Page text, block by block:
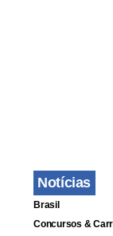
Notícias
Brasil
Concursos &